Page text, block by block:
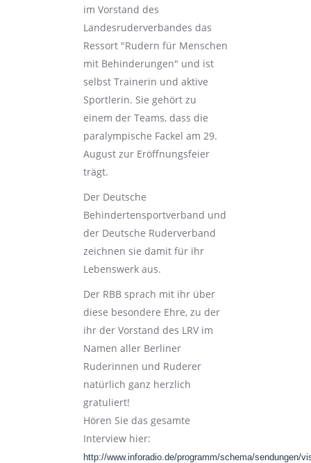
im Vorstand des
Landesruderverbandes das
Ressort "Rudern für Menschen
mit Behinderungen" und ist
selbst Trainerin und aktive
Sportlerin. Sie gehört zu
einem der Teams, dass die
paralympische Fackel am 29.
August zur Eröffnungsfeier
trägt.
Der Deutsche
Behindertensportverband und
der Deutsche Ruderverband
zeichnen sie damit für ihr
Lebenswerk aus.
Der RBB sprach mit ihr über
diese besondere Ehre, zu der
ihr der Vorstand des LRV im
Namen aller Berliner
Ruderinnen und Ruderer
natürlich ganz herzlich
gratuliert!
Hören Sie das gesamte
Interview hier:
http://www.inforadio.de/programm/schema/sendungen/